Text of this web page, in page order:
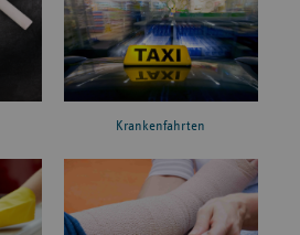
Krankenfahrten